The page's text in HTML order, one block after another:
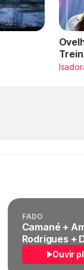
FADO
Camané +
Rodrigues +
Ouvir